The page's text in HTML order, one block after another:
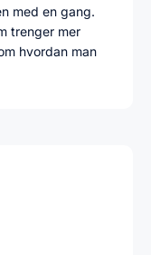
med en gang.
trenger mer
hvordan man